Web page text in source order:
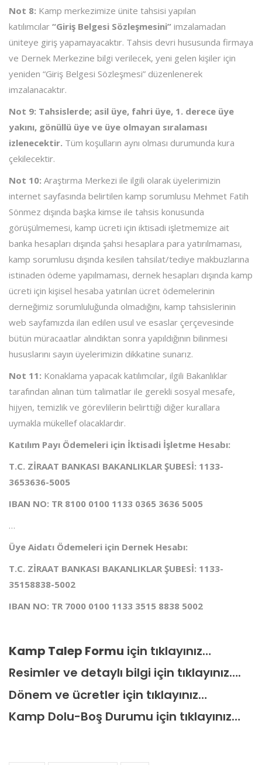
Not 8: Kamp merkezimize ünite tahsisi yapılan
katılımcılar “Giriş Belgesi Sözleşmesini” imzalamadan
üniteye giriş yapamayacaktır. Tahsis devri hususunda firmaya
ve Dernek Merkezine bilgi verilecek, yeni gelen kişiler için
yeniden “Giriş Belgesi Sözleşmesi” düzenlenerek
imzalanacaktır.
Not 9: Tahsislerde; asil üye, fahri üye, 1. derece üye
yakını, gönüllü üye ve üye olmayan sıralaması
izlenecektir. Tüm koşulların aynı olması durumunda kura
çekilecektir.
Not 10: Araştırma Merkezi ile ilgili olarak üyelerimizin
internet sayfasında belirtilen kamp sorumlusu Mehmet Fatih
Sönmez dışında başka kimse ile tahsis konusunda
görüşülmemesi, kamp ücreti için iktisadi işletmemize ait
banka hesapları dışında şahsi hesaplara para yatırılmaması,
kamp sorumlusu dışında kesilen tahsilat/tediye makbuzlarına
istinaden ödeme yapılmaması, dernek hesapları dışında kamp
ücreti için kişisel hesaba yatırılan ücret ödemelerinin
derneğimiz sorumluluğunda olmadığını, kamp tahsislerinin
web sayfamızda ilan edilen usul ve esaslar çerçevesinde
bütün müracaatlar alındıktan sonra yapıldığının bilinmesi
hususlarını sayın üyelerimizin dikkatine sunarız.
Not 11: Konaklama yapacak katılımcılar, ilgili Bakanlıklar
tarafından alınan tüm talimatlar ile gerekli sosyal mesafe,
hijyen, temizlik ve görevlilerin belirttiği diğer kurallara
uymakla mükellef olacaklardır.
Katılım Payı Ödemeleri için İktisadi İşletme Hesabı:
T.C. ZİRAAT BANKASI BAKANLIKLAR ŞUBESİ: 1133-
3653636-5005
IBAN NO: TR 8100 0100 1133 0365 3636 5005
…
Üye Aidatı Ödemeleri için Dernek Hesabı:
T.C. ZİRAAT BANKASI BAKANLIKLAR ŞUBESİ: 1133-
35158838-5002
IBAN NO: TR 7000 0100 1133 3515 8838 5002
Kamp Talep Formu için tıklayınız…
Resimler ve detaylı bilgi için tıklayınız….
Dönem ve ücretler için tıklayınız…
Kamp Dolu-Boş Durumu için tıklayınız…